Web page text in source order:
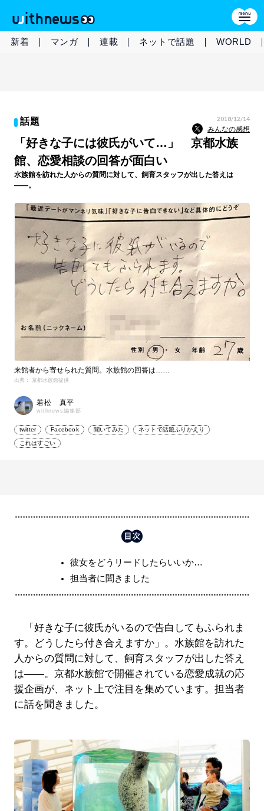
新着 マンガ 連載 ネットで話題 WORLD
話題 2018/12/14
みんなの感想
「好きな子には彼氏がいて…」 京都水族
館、恋愛相談の回答が面白い
水族館を訪れた人からの質問に対して、飼育スタッフが出した答えは
――。
来館者から寄せられた質問。水族館の回答は……
出典： 京都水族館提供
若松 真平
withnews編集部
twitter Facebook 聞いてみた ネットで話題ふりかえり
これはすごい
彼女をどうリードしたらいいか…
担当者に聞きました
「好きな子に彼氏がいるので告白してもふられま
す。どうしたら付き合えますか」。水族館を訪れた
人からの質問に対して、飼育スタッフが出した答え
は――。京都水族館で開催されている恋愛成就の応
援企画が、ネット上で注目を集めています。担当者
に話を聞きました。